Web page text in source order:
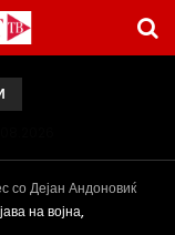
со Дејан Андоновиќ
на војна,